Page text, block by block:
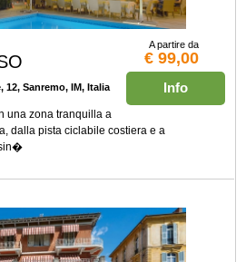
A partire da
€ 99,00
Info
12, Sanremo, IM, Italia
una zona tranquilla a
dalla pista ciclabile costiera e a